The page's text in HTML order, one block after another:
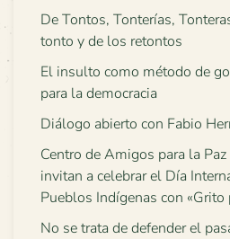
De Tontos, Tonterías,
tonto y de los retontos
El insulto como método de
para la democracia
Diálogo abierto con Fabio
Centro de Amigos para la
invitan a celebrar el Día
Pueblos Indígenas con «Grito
No se trata de defender el